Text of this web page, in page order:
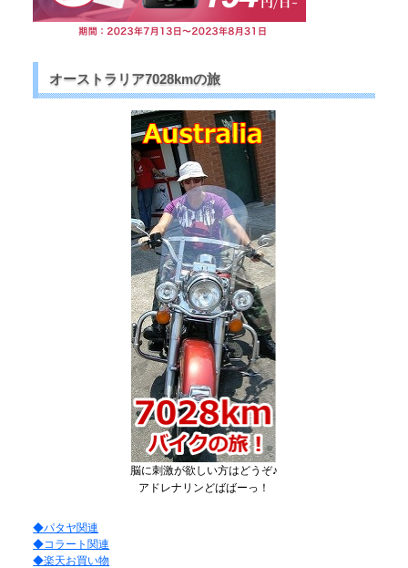
オーストラリア7028kmの旅
脳に刺激が欲しい方はどうぞ♪
アドレナリンどばばーっ！
◆パタヤ関連
◆コラート関連
◆楽天お買い物